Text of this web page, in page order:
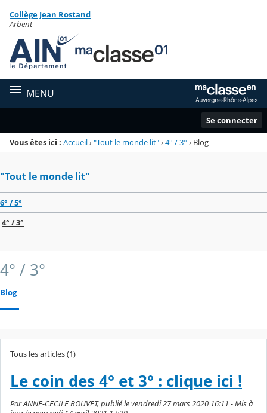
Menu de la rubrique
Contenu
Collège Jean Rostand
Arbent
MENU
Se connecter
Vous êtes ici : Accueil›"Tout le monde lit"›4° / 3° › Blog
"Tout le monde lit"
6° / 5°
4° / 3°
4° / 3°
Blog
Tous les articles (1)
Le coin des 4° et 3° : clique ici !
Par ANNE-CECILE BOUVET, publié le vendredi 27 mars 2020 16:11 - Mis à